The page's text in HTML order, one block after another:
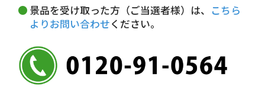
代金引換(現金のみ)
5,000円以上…手数料無料
※ お支払い金額30万円まで。
景品を受け取った方（ご当選者様）は、
こちら
よりお問い合わせください。